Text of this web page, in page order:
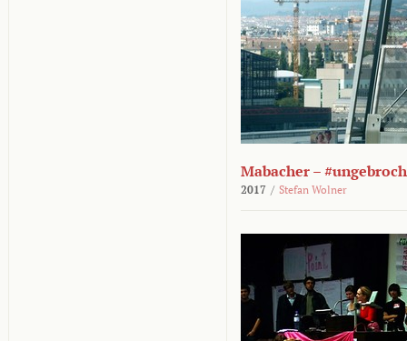
Mabacher –
2017 / Stefan Wolner